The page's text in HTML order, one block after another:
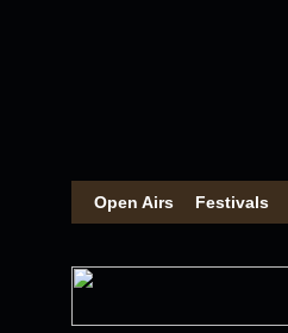
Open Airs Festivals